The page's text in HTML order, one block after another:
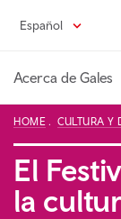
principal
Español
Acerca de Gales
HOME CULTURA Y
El
la